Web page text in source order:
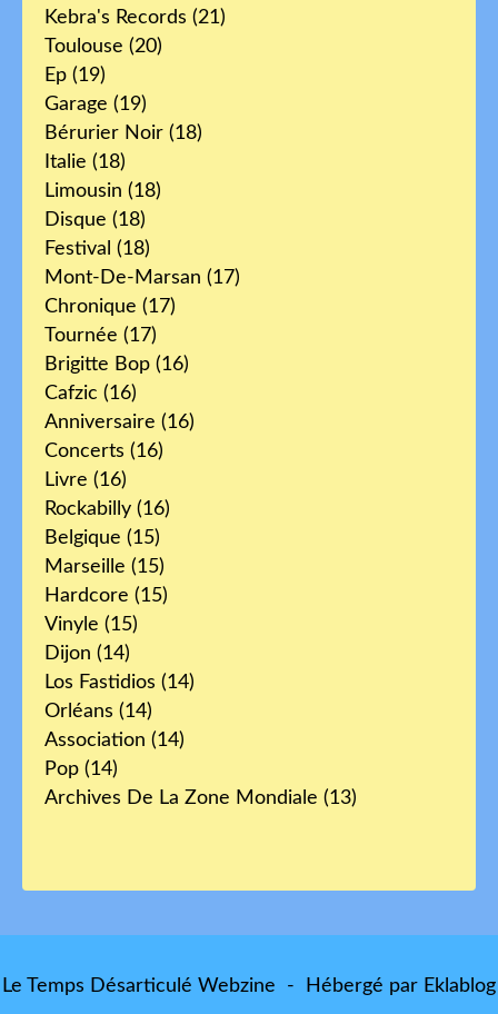
Kebra's Records (21)
Toulouse (20)
Ep (19)
Garage (19)
Bérurier Noir (18)
Italie (18)
Limousin (18)
Disque (18)
Festival (18)
Mont-De-Marsan (17)
Chronique (17)
Tournée (17)
Brigitte Bop (16)
Cafzic (16)
Anniversaire (16)
Concerts (16)
Livre (16)
Rockabilly (16)
Belgique (15)
Marseille (15)
Hardcore (15)
Vinyle (15)
Dijon (14)
Los Fastidios (14)
Orléans (14)
Association (14)
Pop (14)
Archives De La Zone Mondiale (13)
Le Temps Désarticulé Webzine - Hébergé par Eklablog